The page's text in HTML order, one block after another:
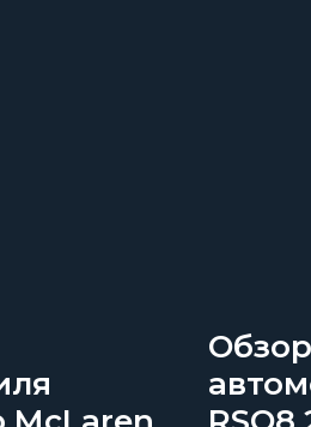
Обзор